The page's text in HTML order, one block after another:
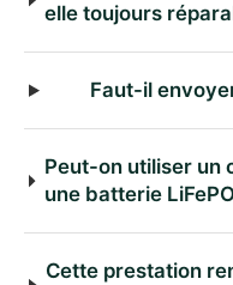
elle toujours
Faut-il
Peut-on utiliser un
une batterie
Cette prestation